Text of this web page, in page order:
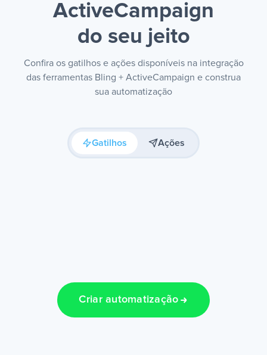
ActiveCampaign
do seu jeito
Confira os gatilhos e ações disponíveis na integração
das ferramentas Bling + ActiveCampaign e construa
sua automatização
Gatilhos Ações
Criar automatização